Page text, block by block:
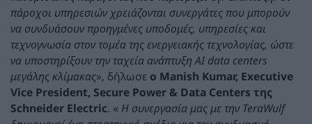
πάροχοι υπηρεσιών χρειάζονται συνεργάτες που μπορούν
να συνδυάσουν προηγμένες υποδομές, υπηρεσίες και
τεχνογνωσία στον τομέα της ενεργειακής τεχνολογίας, ώστε
να υποστηρίξουν την ταχεία ανάπτυξη AI data centers
μεγάλης κλίμακας», δήλωσε ο Manish Kumar, Executive
Vice President, Secure Power & Data Centers της
Schneider Electric. « Η συνεργασία μας με την TeraWulf